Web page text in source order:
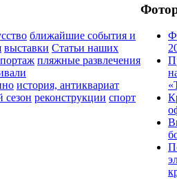
ближайшие события и
выставки Статьи наших
пляжные развлечения
история, антиквариат
сезон реконструкции спорт